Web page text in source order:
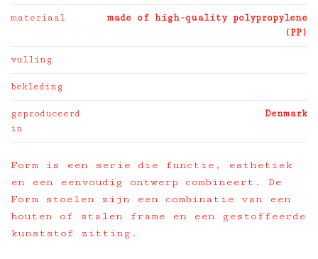
materiaal
made of high-quality polypropylene
(PP)
vulling
bekleding
geproduceerd
in
Denmark
Form is een serie die functie, esthetiek
en een eenvoudig ontwerp combineert. De
Form stoelen zijn een combinatie van een
houten of stalen frame en een gestoffeerde
kunststof zitting.